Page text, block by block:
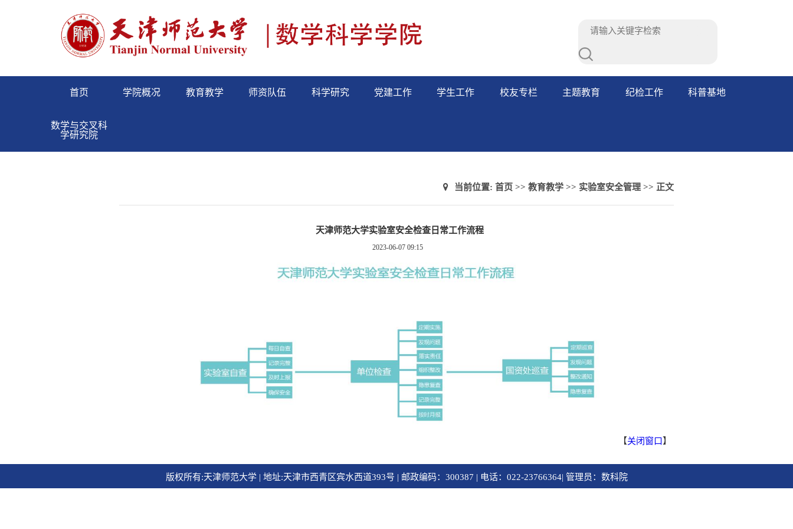
首页 学院概况 教育教学 师资队伍 科学研究 党建工作 学生工作 校友专栏 主题教育 纪检工作 科普基地
数学与交叉科
学研究院
当前位置:首页 >>教育教学 >> 实验室安全管理 >> 正文
天津师范大学实验室安全检查日常工作流程
2023-06-07 09:15
【关闭窗口 】
版权所有:天津师范大学 | 地址:天津市西青区宾水西道393号 | 邮政编码：300387 | 电话：022-23766364| 管理员：数科院